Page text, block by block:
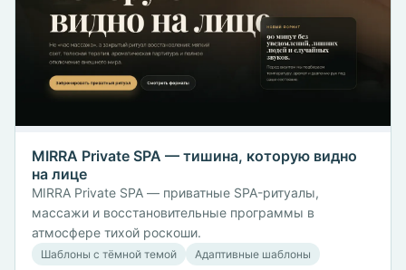
MIRRA Private SPA — тишина, которую видно
на лице
MIRRA Private SPA — приватные SPA-ритуалы,
массажи и восстановительные программы в
атмосфере тихой роскоши.
Шаблоны с тёмной темой Адаптивные шаблоны